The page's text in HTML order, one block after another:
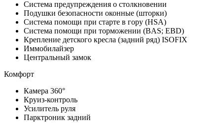
Система предупреждения о столкновении
Подушки безопасности оконные (шторки)
Система помощи при старте в гору (HSA)
Система помощи при торможении (BAS; EBD)
Крепление детского кресла (задний ряд) ISOFIX
Иммобилайзер
Центральный замок
Комфорт
Камера 360°
Круиз-контроль
Усилитель руля
Парктроник задний